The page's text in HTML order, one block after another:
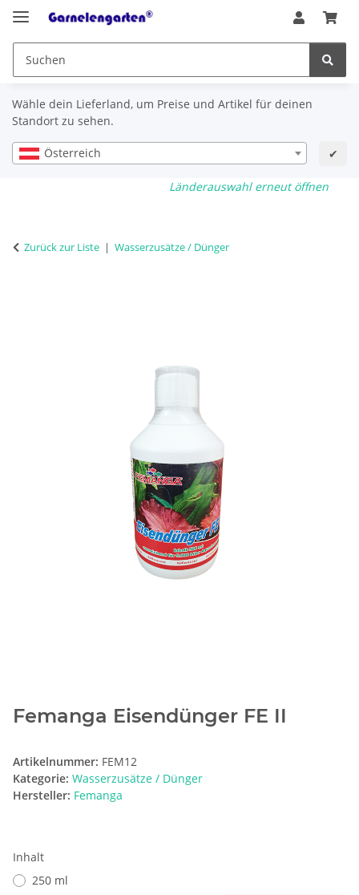
Wähle dein Lieferland, um Preise und Artikel für deinen
Standort zu sehen.
Österreich ✔
Länderauswahl erneut öffnen
Zurück zur Liste Wasserzusätze / Dünger
Femanga Eisendünger FE II
Artikelnummer: FEM12
Kategorie: Wasserzusätze / Dünger
Hersteller: Femanga
Inhalt
250 ml